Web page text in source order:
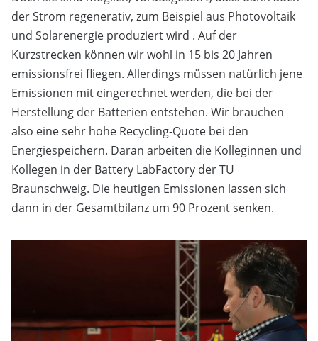
der Strom regenerativ, zum Beispiel aus Photovoltaik
und Solarenergie produziert wird . Auf der
Kurzstrecken können wir wohl in 15 bis 20 Jahren
emissionsfrei fliegen. Allerdings müssen natürlich jene
Emissionen mit eingerechnet werden, die bei der
Herstellung der Batterien entstehen. Wir brauchen
also eine sehr hohe Recycling-Quote bei den
Energiespeichern. Daran arbeiten die Kolleginnen und
Kollegen in der Battery LabFactory der TU
Braunschweig. Die heutigen Emissionen lassen sich
dann in der Gesamtbilanz um 90 Prozent senken.